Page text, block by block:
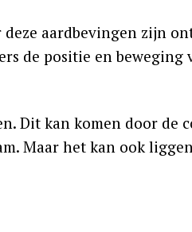
aardbevingen zijn
de positie en beweging
Dit kan komen door de
Maar het kan ook